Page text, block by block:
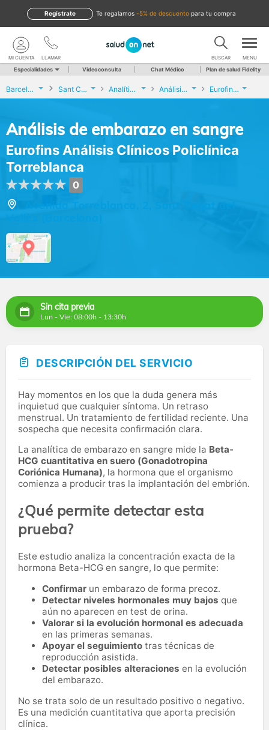
te regalamos -5% de descuento para tu compra
Regístrate
LLAMAR
MI CUENTA BUSCAR MENU
Especialidades Videoconsulta Chat Médico Plan de salud Fidelity
Barcelona Sant Cugat del Vallès Analíticas y Genética Análisis de embarazo en sangre Eurofins Análisis Clínicos Policlínica Torreblanca
Análisis de embarazo en sangre
Eurofins Análisis Clínicos Policlínica
Torreblanca
0
Avenida Torreblanca, 2, Sant Cugat del
Sin cita previa
Lun - Vie: 08:00h - 13:30h
DESCRIPCIÓN DEL SERVICIO
Hay momentos en los que la duda genera más
inquietud que cualquier síntoma. Un retraso
menstrual. Un tratamiento de fertilidad reciente. Una
sospecha que necesita confirmación clara.
La analítica de embarazo en sangre mide la Beta-
HCG cuantitativa en suero (Gonadotropina
Coriónica Humana), la hormona que el organismo
comienza a producir tras la implantación del embrión.
¿Qué permite detectar esta
prueba?
Este estudio analiza la concentración exacta de la
hormona Beta-HCG en sangre, lo que permite:
Confirmar un embarazo de forma precoz.
Detectar niveles hormonales muy bajos que
aún no aparecen en test de orina.
Valorar si la evolución hormonal es adecuada
en las primeras semanas.
Apoyar el seguimiento tras técnicas de
reproducción asistida.
Detectar posibles alteraciones en la evolución
del embarazo.
No se trata solo de un resultado positivo o negativo.
Es una medición cuantitativa que aporta precisión
clínica.